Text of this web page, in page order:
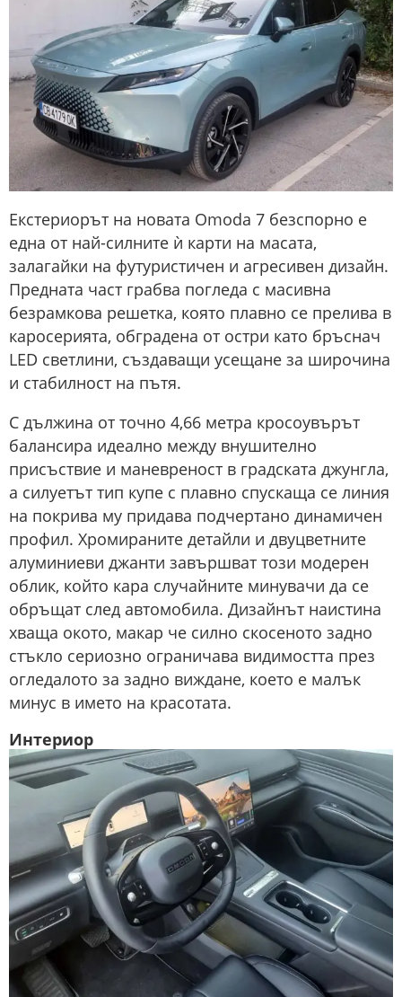
Екстериорът на новата Omoda 7 безспорно е
една от най-силните ѝ карти на масата,
залагайки на футуристичен и агресивен дизайн.
Предната част грабва погледа с масивна
безрамкова решетка, която плавно се прелива в
каросерията, обградена от остри като бръснач
LED светлини, създаващи усещане за широчина
и стабилност на пътя.
С дължина от точно 4,66 метра кросоувърът
балансира идеално между внушително
присъствие и маневреност в градската джунгла,
а силуетът тип купе с плавно спускаща се линия
на покрива му придава подчертано динамичен
профил. Хромираните детайли и двуцветните
алуминиеви джанти завършват този модерен
облик, който кара случайните минувачи да се
обръщат след автомобила. Дизайнът наистина
хваща окото, макар че силно скосеното задно
стъкло сериозно ограничава видимостта през
огледалото за задно виждане, което е малък
минус в името на красотата.
Интериор